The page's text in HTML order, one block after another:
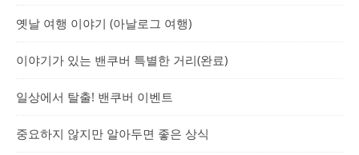
옛날 여행 이야기 (아날로그 여행)
이야기가 있는 밴쿠버 특별한 거리(완료)
일상에서 탈출! 밴쿠버 이벤트
중요하지 않지만 알아두면 좋은 상식